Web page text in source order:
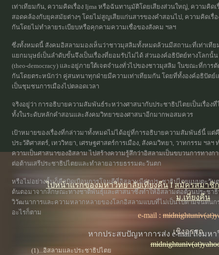
เท่าเทียมกัน, ความคิดเรื่อง Ijma หรือฉันทานุมัติโดยเสียงส่วนใหญ่, ความคิด
สอดคล้องกับยุคสมัยต่างๆ โดยไม่สูญเสียแก่นสารของคำสอนไป, ความคิดเรื่
กันโดยไม่ทำลายระเบียบหรือคุกคามความเชื่อของสังคม ฯลฯ
ซึ่งทั้งหมดนี้ สังคมอิสลามมองเห็นว่าชาวมุสลิมทั้งหมดล้วนมีสถานะที่เท่าเที
แยกมนุษย์เป็นลำดับขั้นจึงเป็นเรื่องที่ยอมรับไม่ได้ ส่วนองค์อธิปัตย์ทางโลกนั้
(theo-democracy) และอยู่ภายใต้เจตจำนงทั่วไปของชาวมุสลิม ในขณะที่การ
กันโดยตระหนักว่า คู่สนทนาทุกฝ่ายมีความเท่าเทียมกัน โดยที่ทั้งองค์อธิปัตย์
เป็นชุมชนการเมืองไปตลอดเวลา
จริงอยู่ว่า การอธิบายความสัมพันธ์ระหว่างศาสนากับประชาธิปไตยเป็นเรื่อง
ทั้งในระดับหลักคำสอนและสังคมวิทยาของศาสนาอีกมากพอสมควร
เป้าหมายของเรื่องที่กล่าวมาทั้งหมดไม่ได้อยู่ที่การอธิบายความสัมพันธ์นี้ แต่
ประวัติศาสตร์, เทววิทยา, เศรษฐศาสตร์การเมือง, สังคมวิทยา, วาทกรรม ฯล
ความเป็นศาสนาของอิสลาม ไปสร้างความรู้สึกว่าอิสลามเป็นขบวนการทาง
ต่อต้านเสรีประชาธิปไตยและทำลายอารยธรรมตะวันตก
หรือไม่อย่างนั้นก็คือบิดเบือนการโจมตีที่อิสลามมีต่อประชาธิปไตยแบบตะวัน
ต้นตอมาจากลักษณะทางชาติพันธุ์และศาสนาซึ่งทำให้อิสลามต่อต้านประชา
วิวัฒนาการและความหลากหลายของโลกอิสลามแบบที่ไม่เป็นไปตามจินตนก
อะไรก็ตาม
เชิงอรรถ
(1)...อิสลามและประชาธิปไตย
ไปหน้าแรกของมหาวิทยาลัยเที่ยงคืนIสมัครสมาชิก
ม.เที่ยงคืน
e-mail :
หากประสบปัญหาการส่ง e-mail ถึงมห